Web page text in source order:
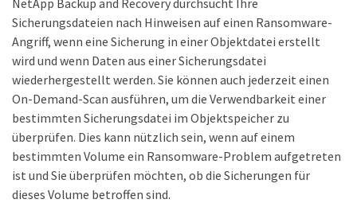
NetApp Backup and Recovery durchsucht Ihre
Sicherungsdateien nach Hinweisen auf einen Ransomware-
Angriff, wenn eine Sicherung in einer Objektdatei erstellt
wird und wenn Daten aus einer Sicherungsdatei
wiederhergestellt werden. Sie können auch jederzeit einen
On-Demand-Scan ausführen, um die Verwendbarkeit einer
bestimmten Sicherungsdatei im Objektspeicher zu
überprüfen. Dies kann nützlich sein, wenn auf einem
bestimmten Volume ein Ransomware-Problem aufgetreten
ist und Sie überprüfen möchten, ob die Sicherungen für
dieses Volume betroffen sind.